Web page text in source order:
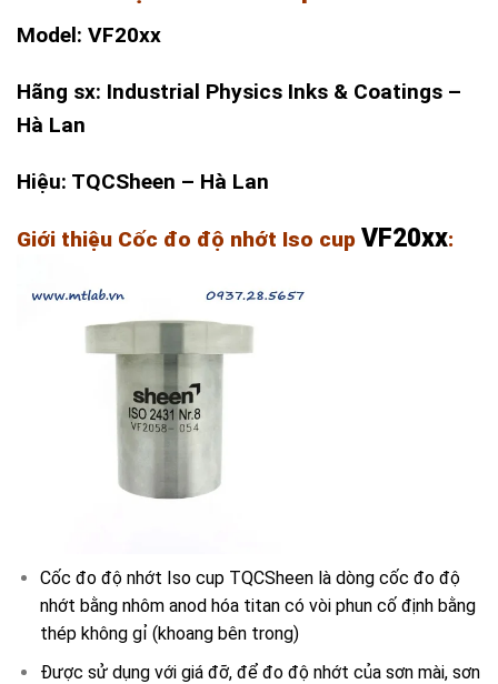
Model: VF20xx
Hãng sx: Industrial Physics Inks & Coatings –
Hà Lan
Hiệu: TQCSheen – Hà Lan
Giới thiệu Cốc đo độ nhớt Iso cup VF20xx:
Cốc đo độ nhớt Iso cup TQCSheen là dòng cốc đo độ
nhớt bằng nhôm anod hóa titan có vòi phun cố định bằng
thép không gỉ (khoang bên trong)
Được sử dụng với giá đỡ, để đo độ nhớt của sơn mài, sơn